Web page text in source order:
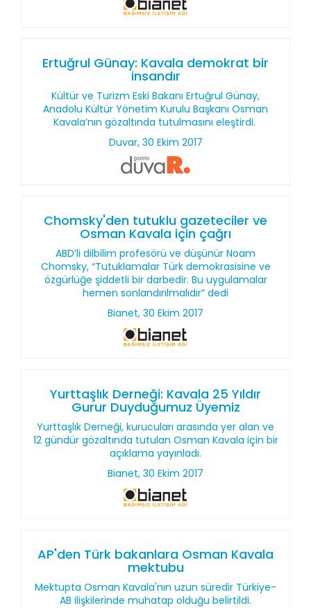
Ertuğrul Günay: Kavala demokrat bir
insandır
Kültür ve Turizm Eski Bakanı Ertuğrul Günay,
Anadolu Kültür Yönetim Kurulu Başkanı Osman
Kavala’nın gözaltında tutulmasını eleştirdi.
Duvar, 30 Ekim 2017
Chomsky'den tutuklu gazeteciler ve
Osman Kavala için çağrı
ABD’li dilbilim profesörü ve düşünür Noam
Chomsky, “Tutuklamalar Türk demokrasisine ve
özgürlüğe şiddetli bir darbedir. Bu uygulamalar
hemen sonlandırılmalıdır” dedi
Bianet, 30 Ekim 2017
Yurttaşlık Derneği: Kavala 25 Yıldır
Gurur Duyduğumuz Üyemiz
Yurttaşlık Derneği, kurucuları arasında yer alan ve
12 gündür gözaltında tutulan Osman Kavala için bir
açıklama yayınladı.
Bianet, 30 Ekim 2017
AP'den Türk bakanlara Osman Kavala
mektubu
Mektupta Osman Kavala'nın uzun süredir Türkiye-
AB ilişkilerinde muhatap olduğu belirtildi.